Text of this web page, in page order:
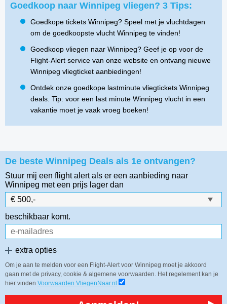
Goedkoop naar Winnipeg vliegen? 3 Tips:
Goedkope tickets Winnipeg? Speel met je vluchtdagen
om de goedkoopste vlucht Winnipeg te vinden!
Goedkoop vliegen naar Winnipeg? Geef je op voor de
Flight-Alert service van onze website en ontvang nieuwe
Winnipeg vliegticket aanbiedingen!
Ontdek onze goedkope lastminute vliegtickets Winnipeg
deals. Tip: voor een last minute Winnipeg vlucht in een
vakantie moet je vaak vroeg boeken!
De beste Winnipeg Deals als 1e ontvangen?
Stuur mij een flight alert als er een aanbieding naar
Winnipeg met een prijs lager dan
beschikbaar komt.
extra opties
Om je aan te melden voor een Flight-Alert voor Winnipeg moet je akkoord
gaan met de privacy, cookie & algemene voorwaarden. Het regelement kan je
hier vinden Voorwaarden VliegenNaar.nl